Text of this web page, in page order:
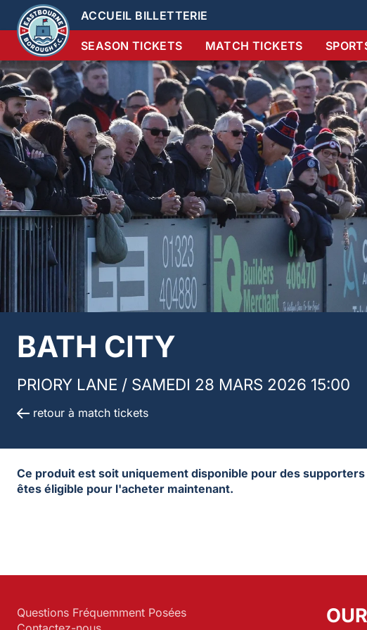
ACCUEIL BILLETTERIE
SEASON TICKETS MATCH TICKETS
BATH CITY
PRIORY LANE / SAMEDI 28 MARS 2026 15:00
retour à match tickets
Ce produit est soit uniquement disponible pour des
êtes éligible pour l'acheter maintenant.
Questions Fréquemment Posées